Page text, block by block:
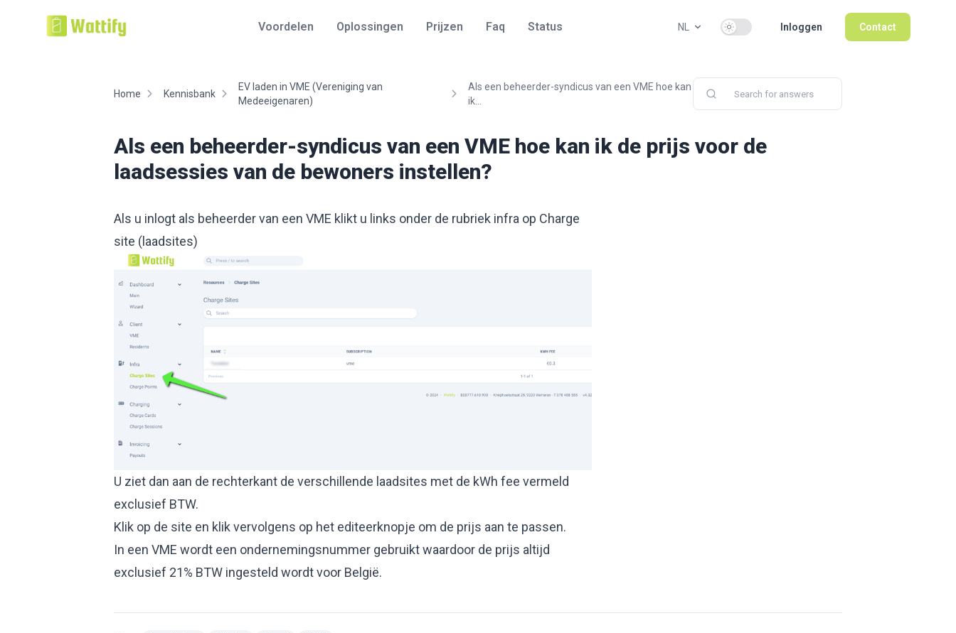
Voordelen Oplossingen Prijzen Faq Status NL Use setting Inloggen Contact
Home Kennisbank
EV laden in VME (Vereniging van
Medeeigenaren)
Als een beheerder-syndicus van een VME hoe kan
ik...
Als een beheerder-syndicus van een VME hoe kan ik de prijs voor de
laadsessies van de bewoners instellen?
Als u inlogt als beheerder van een VME klikt u links onder de rubriek infra op Charge
site (laadsites)
U ziet dan aan de rechterkant de verschillende laadsites met de kWh fee vermeld
exclusief BTW.
Klik op de site en klik vervolgens op het editeerknopje om de prijs aan te passen.
In een VME wordt een ondernemingsnummer gebruikt waardoor de prijs altijd
exclusief 21% BTW ingesteld wordt voor België.